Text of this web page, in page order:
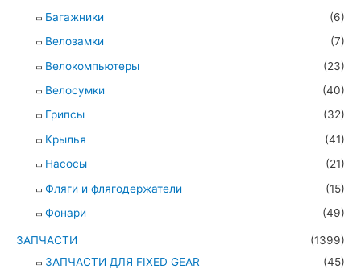
Багажники
(6)
Велозамки
(7)
Велокомпьютеры
(23)
Велосумки
(40)
Грипсы
(32)
Крылья
(41)
Насосы
(21)
Фляги и флягодержатели
(15)
Фонари
(49)
ЗАПЧАСТИ
(1399)
ЗАПЧАСТИ ДЛЯ FIXED GEAR
(45)